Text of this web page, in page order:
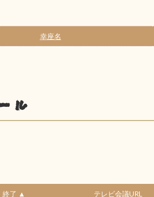
幸座名
ル
終了 ▲ テレビ会議URL